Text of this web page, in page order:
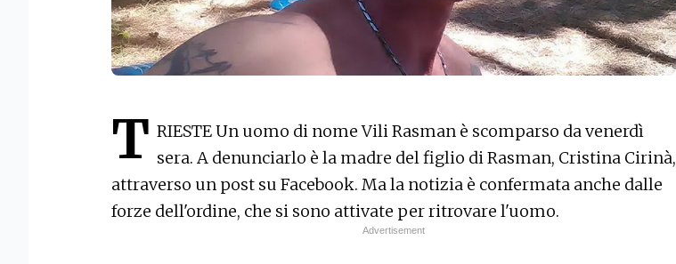
T RIESTE Un uomo di nome Vili Rasman è scomparso da venerdì
sera. A denunciarlo è la madre del figlio di Rasman, Cristina Cirinà,
attraverso un post su Facebook. Ma la notizia è confermata anche dalle
forze dell'ordine, che si sono attivate per ritrovare l'uomo.